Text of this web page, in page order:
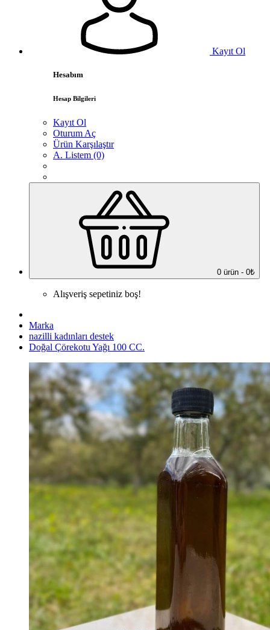
Kayıt Ol
Hesabım
Hesap Bilgileri
Kayıt Ol
Oturum Aç
Ürün Karşılaştır
A. Listem (0)
0 ürün - 0₺
Alışveriş sepetiniz boş!
Marka
nazilli kadınları destek
Doğal Çörekotu Yağı 100 CC.